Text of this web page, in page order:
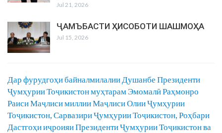
Jul 21, 2026
ҶАМЪБАСТИ ҲИСОБОТИ ШАШМОҲА
Jul 15, 2026
Дар фурудгоҳи байналмилалии Душанбе Президенти
Ҷумҳурии Тоҷикистон муҳтарам Эмомалӣ Раҳмонро
Раиси Маҷлиси миллии Маҷлиси Олии Ҷумҳурии
Тоҷикистон, Сарвазири Ҷумҳурии Тоҷикистон, Роҳбари
Дастгоҳи иҷроияи Президенти Ҷумҳурии Тоҷикистон ва